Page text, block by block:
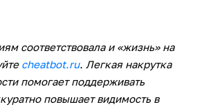
соответствовала и «жизнь» на
cheatbot.ru. Легкая накрутка
помогает поддерживать
повышает видимость в